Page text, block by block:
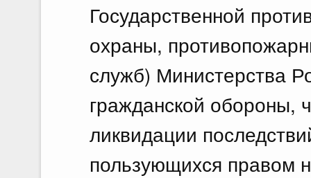
Государственной
охраны,
служб) Министерства
гражданской обороны,
ликвидации
пользующихся правом